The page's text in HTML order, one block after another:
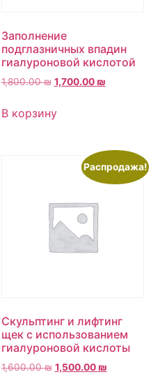
Заполнение
подглазничных впадин
гиалуроновой кислотой
1,800.00₪ 1,700.00 ₪
В корзину
Распродажа!
Скульптинг и лифтинг
щек с использованием
гиалуроновой кислоты
1,600.00₪ 1,500.00 ₪